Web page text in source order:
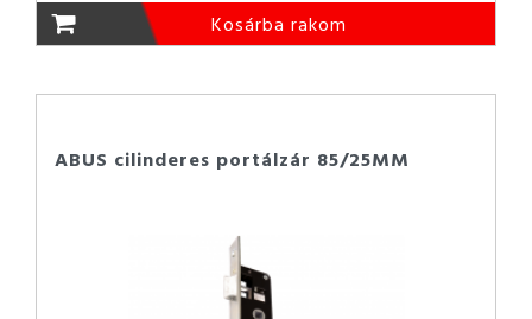
Kosárba rakom
ABUS cilinderes portálzár 85/25MM